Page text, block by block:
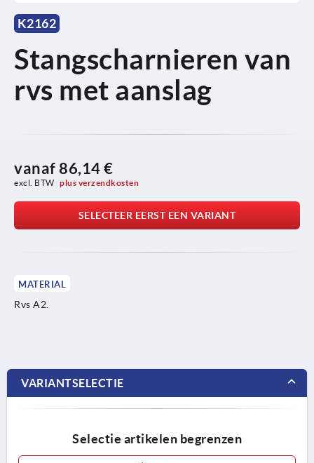
K2162
Stangscharnieren van
rvs met aanslag
vanaf 86,14 €
excl. BTW plus verzendkosten
SELECTEER EERST EEN VARIANT
MATERIAL
Rvs A2.
VARIANTSELECTIE
Selectie artikelen begrenzen